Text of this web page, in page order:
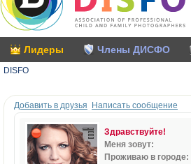
Лидеры Члены ДИСФО
DISFO
Добавить в друзья Написать сообщение
Здравствуйте!
Меня зовут:
Проживаю в городе: